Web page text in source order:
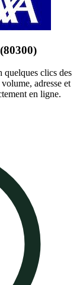
(80300)
quelques clics des
adresse et
en ligne.